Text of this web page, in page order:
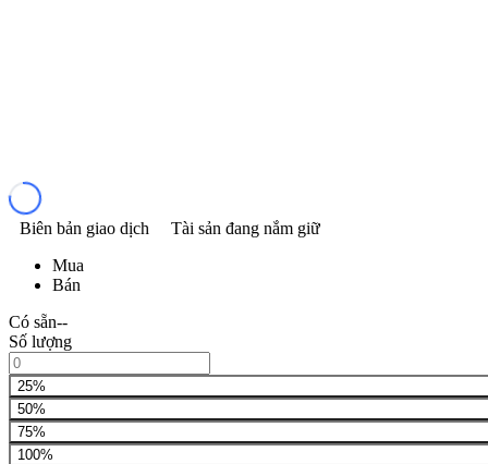
Biên bản giao dịch
Tài sản đang nắm giữ
Mua
Bán
Có sẵn--
Số lượng
25%
50%
75%
100%